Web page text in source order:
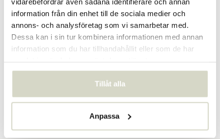
information från din enhet till de sociala medier och
annons- och analysföretag som vi samarbetar med.
Dessa kan i sin tur kombinera informationen med annan
information som du har tillhandahållit eller som de har
Tillåt alla
Anpassa
SKU
EAN 5712772128091
There are no reviews written yet about this product..
Skapa din egen recension